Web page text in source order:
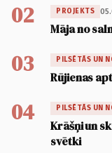
02 PROJEKTS
Māja no
03 PILSĒTĀS UN
Rūjienas
04 PILSĒTĀS UN
Krāšņi un
svētki